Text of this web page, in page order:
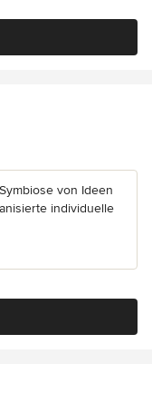
Sternen
von Ideen
individuelle